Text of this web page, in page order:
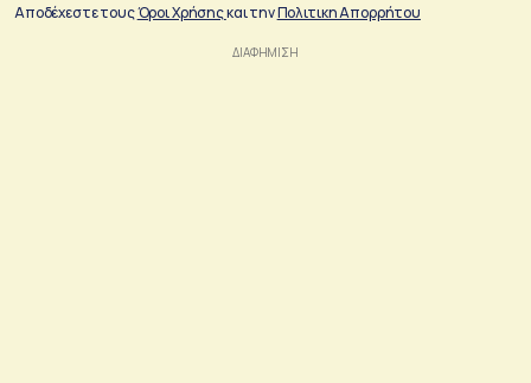
Αποδέχεστε τουςΌροι Χρήσηςκαι τηνΠολιτικη Απορρήτου